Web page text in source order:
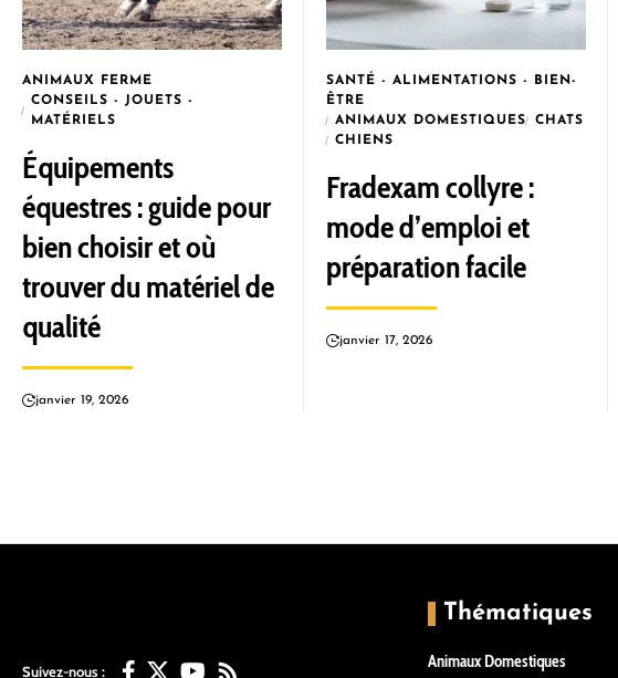
ANIMAUX FERME
CONSEILS - JOUETS -
MATÉRIELS
Équipements
équestres : guide pour
bien choisir et où
trouver du matériel de
qualité
janvier 19, 2026
SANTÉ - ALIMENTATIONS - BIEN-
ÊTRE
ANIMAUX DOMESTIQUES
CHATS
CHIENS
Fradexam collyre :
mode d’emploi et
préparation facile
janvier 17, 2026
Suivez-nous :
Thématiques
Animaux Domestiques